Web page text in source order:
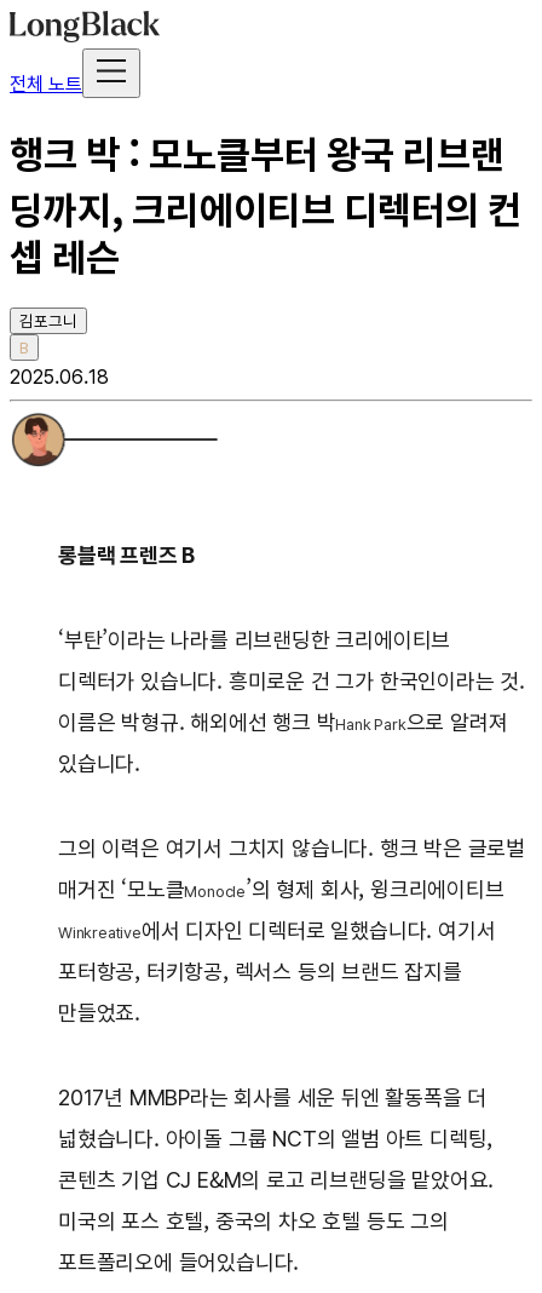
전체 노트
행크 박 : 모노클부터 왕국 리브랜
딩까지, 크리에이티브 디렉터의 컨
셉 레슨
김포그니
B
2025.06.18
롱블랙 프렌즈 B
‘부탄’이라는 나라를 리브랜딩한 크리에이티브
디렉터가 있습니다. 흥미로운 건 그가 한국인이라는 것.
이름은 박형규. 해외에선 행크 박Hank Park으로 알려져
있습니다.
그의 이력은 여기서 그치지 않습니다. 행크 박은 글로벌
매거진 ‘모노클Monocle’의 형제 회사, 윙크리에이티브
Winkreative에서 디자인 디렉터로 일했습니다. 여기서
포터항공, 터키항공, 렉서스 등의 브랜드 잡지를
만들었죠.
2017년 MMBP라는 회사를 세운 뒤엔 활동폭을 더
넓혔습니다. 아이돌 그룹 NCT의 앨범 아트 디렉팅,
콘텐츠 기업 CJ E&M의 로고 리브랜딩을 맡았어요.
미국의 포스 호텔, 중국의 차오 호텔 등도 그의
포트폴리오에 들어있습니다.